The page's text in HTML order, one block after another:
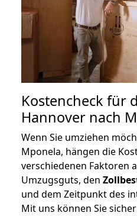
Kostencheck für
Hannover nach
Wenn Sie umziehen
Mponela, hängen die
verschiedenen Faktoren
Umzugsguts, den
und dem Zeitpunkt des
Mit uns können Sie